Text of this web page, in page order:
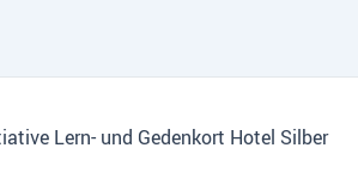
Lern- und Gedenkort Hotel Silber